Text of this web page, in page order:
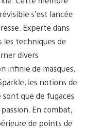
s’est lancée
Experte dans
les techniques de
divers
infinie de masques,
les notions de
que de fugaces
En combat,
de points de